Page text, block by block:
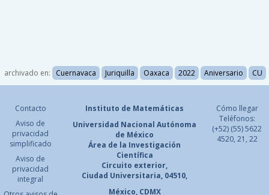
archivado en: Cuernavaca Juriquilla Oaxaca 2022 Aniversario CU
Contacto
Aviso de
privacidad
simplificado
Aviso de
privacidad
integral
Instituto de Matemáticas
Universidad Nacional Autónoma
de México
Área de la Investigación
Científica
Circuito exterior,
Ciudad Universitaria, 04510,
México, CDMX
Cómo llegar
Teléfonos:
(+52) (55) 5622
4520, 21, 22